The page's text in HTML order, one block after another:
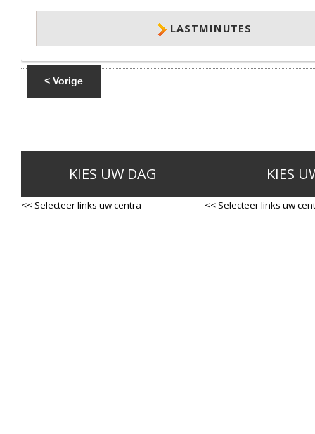
LASTMINUTES
< Vorige
KIES UW DAG
<< Selecteer links uw centra
KIES
<< Selecteer links uw